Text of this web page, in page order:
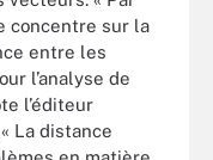
concentre sur la
entre les
l’analyse de
l’éditeur
La distance